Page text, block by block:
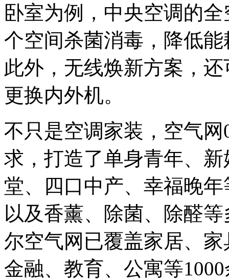
卧室为例，中央空调的
个空间杀菌消毒，降低
此外，无线焕新方案，
更换内外机。
不只是空调家装，空气
求，打造了单身青年、
堂、四口中产、幸福晚
以及香薰、除菌、除醛
尔空气网已覆盖家居、
金融、教育、公寓等